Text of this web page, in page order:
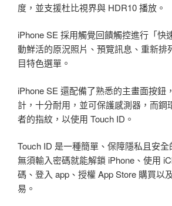
度，並支援杜比視界與 HDR10 播放。
iPhone SE 採用觸覺回饋觸控進行「快
動鮮活的原況照片、預覽訊息、重新排
目特色選單。
iPhone SE 還配備了熟悉的主畫面按鈕
計，十分耐用，並可保護感測器，而鋼
者的指紋，以使用 Touch ID。
Touch ID 是一種簡單、保障隱私且安
無須輸入密碼就能解鎖 iPhone、使用
碼、登入 app、授權 App Store 購買以
易。